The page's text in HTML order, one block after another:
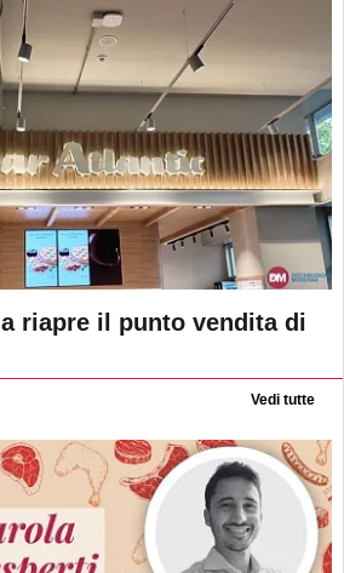
riapre il punto vendita di
Vedi tutte